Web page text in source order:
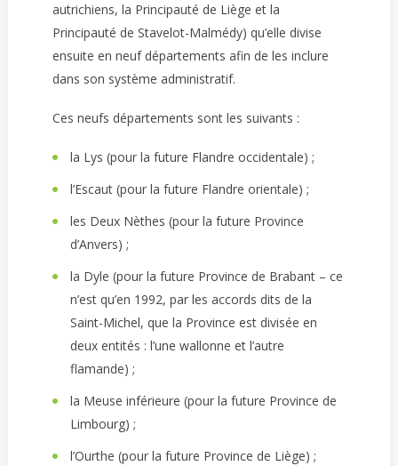
autrichiens, la Principauté de Liège et la
Principauté de Stavelot-Malmédy) qu’elle divise
ensuite en neuf départements afin de les inclure
dans son système administratif.
Ces neufs départements sont les suivants :
la Lys (pour la future Flandre occidentale) ;
l’Escaut (pour la future Flandre orientale) ;
les Deux Nèthes (pour la future Province
d’Anvers) ;
la Dyle (pour la future Province de Brabant – ce
n’est qu’en 1992, par les accords dits de la
Saint-Michel, que la Province est divisée en
deux entités : l’une wallonne et l’autre
flamande) ;
la Meuse inférieure (pour la future Province de
Limbourg) ;
l’Ourthe (pour la future Province de Liège) ;